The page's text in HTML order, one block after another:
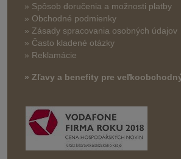
» Spôsob doručenia a možnosti platby
» Obchodné podmienky
» Zásady spracovania osobných údajov
» Často kladené otázky
» Reklamácie
» Zľavy a benefity pre